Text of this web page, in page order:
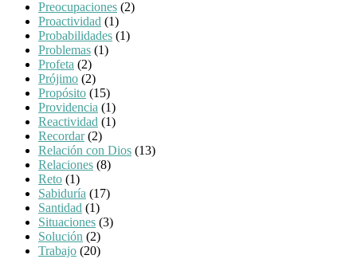
Preocupaciones (2)
Proactividad (1)
Probabilidades (1)
Problemas (1)
Profeta (2)
Prójimo (2)
Propósito (15)
Providencia (1)
Reactividad (1)
Recordar(2)
Relación con Dios (13)
Relaciones (8)
Reto (1)
Sabiduría (17)
Santidad (1)
Situaciones (3)
Solución (2)
Trabajo (20)